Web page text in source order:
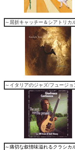
～屈折キャッチー＆シアトリカ
～イタリアのジャズ/フュージ
～痛切な叙情味溢れるクラシカ